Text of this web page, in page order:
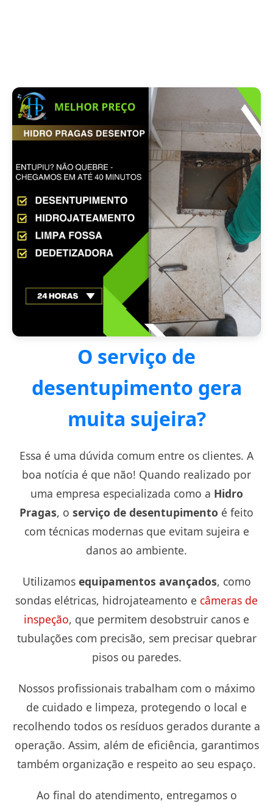
O serviço de
desentupimento gera
muita sujeira?
Essa é uma dúvida comum entre os clientes. A
boa notícia é que não! Quando realizado por
uma empresa especializada como a Hidro
Pragas, o serviço de desentupimento é feito
com técnicas modernas que evitam sujeira e
danos ao ambiente.
Utilizamos equipamentos avançados, como
sondas elétricas, hidrojateamento e câmeras de
inspeção, que permitem desobstruir canos e
tubulações com precisão, sem precisar quebrar
pisos ou paredes.
Nossos profissionais trabalham com o máximo
de cuidado e limpeza, protegendo o local e
recolhendo todos os resíduos gerados durante a
operação. Assim, além de eficiência, garantimos
também organização e respeito ao seu espaço.
Ao final do atendimento, entregamos o